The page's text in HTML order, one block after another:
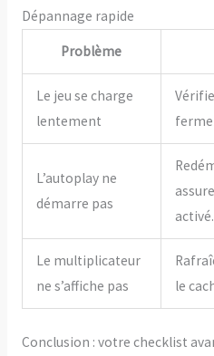
Dépannage rapide
Problème
Le jeu se charge
lentement
L’autoplay ne
démarre pas
activé.
Le multiplicateur
ne s’affiche pas
le
Conclusion : votre checklist